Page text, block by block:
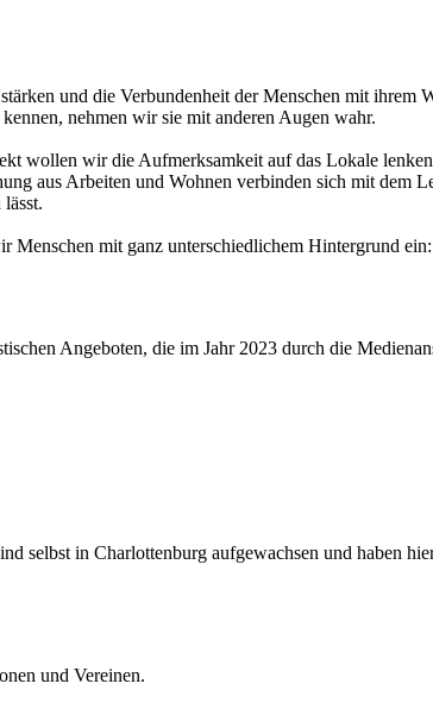
und die Verbundenheit der Menschen mit ihrem
nehmen wir sie mit anderen Augen wahr.
wollen wir die Aufmerksamkeit auf das Lokale
aus Arbeiten und Wohnen verbinden sich mit dem
mit ganz unterschiedlichem Hintergrund
Angeboten, die im Jahr 2023 durch die
selbst in Charlottenburg aufgewachsen und haben
und Vereinen.